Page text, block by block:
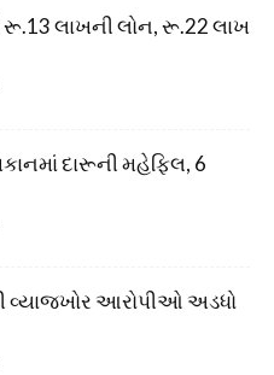
લાખની લોન, રૂ.22 લાખ
દારૂની મહેફિલ, 6
વ્યાજખોર આરોપીઓ અડધો